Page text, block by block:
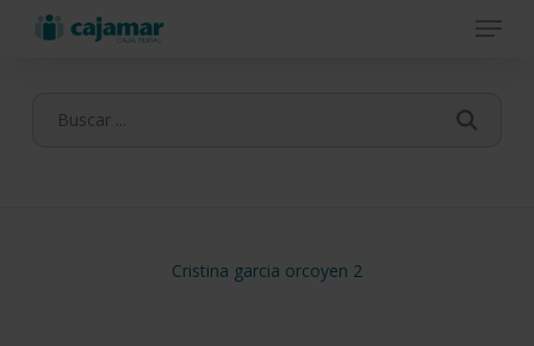
Menu
Cristina garcia orcoyen 2